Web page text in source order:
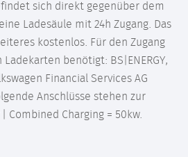
sich direkt gegenüber dem
Ladesäule mit 24h Zugang. Das
kostenlos. Für den Zugang
benötigt: BS|ENERGY,
Financial Services AG
Anschlüsse stehen zur
Combined Charging = 50kw.